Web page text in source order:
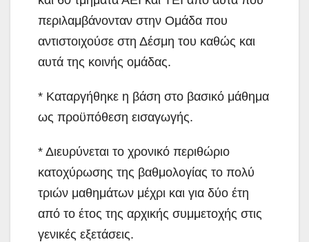
περιλαμβάνονταν στην Ομάδα που
αντιστοιχούσε στη Δέσμη του καθώς και
αυτά της κοινής ομάδας.
* Καταργήθηκε η βάση στο βασικό μάθημα
ως προϋπόθεση εισαγωγής.
* Διευρύνεται το χρονικό περιθώριο
κατοχύρωσης της βαθμολογίας το πολύ
τριών μαθημάτων μέχρι και για δύο έτη
από το έτος της αρχικής συμμετοχής στις
γενικές εξετάσεις.